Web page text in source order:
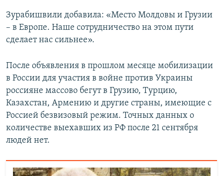
Зурабишвили добавила: «Место Молдовы и Грузии
– в Европе. Наше сотрудничество на этом пути
сделает нас сильнее».
После объявления в прошлом месяце мобилизации
в России для участия в войне против Украины
россияне массово бегут в Грузию, Турцию,
Казахстан, Армению и другие страны, имеющие с
Россией безвизовый режим. Точных данных о
количестве выехавших из РФ после 21 сентября
людей нет.